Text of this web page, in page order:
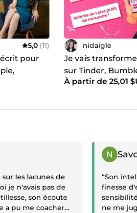
5,0 (11)
pour
nidaigle
Je vais
sur Tinder,
autres
À partir de 25,01
les lacunes de
je n'avais pas de
son écoute
a pu me coacher
“Son intelligence.
finesse
ne me